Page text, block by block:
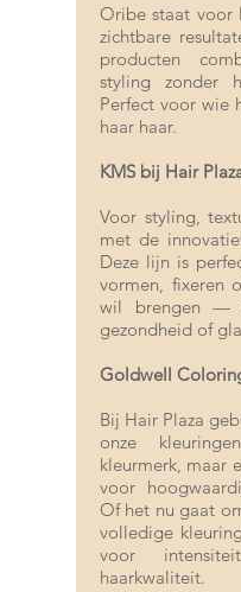
Oribe staat voor
zichtbare
producten
styling zonder
Perfect voor wie
haar haar.
KMS bij Hair
Voor styling,
met de
Deze lijn is
vormen, fixeren
wil brengen —
gezondheid of
Goldwell
Bij Hair Plaza
onze
kleurmerk, maar
voor
Of het nu gaat
volledige
voor
haarkwaliteit.